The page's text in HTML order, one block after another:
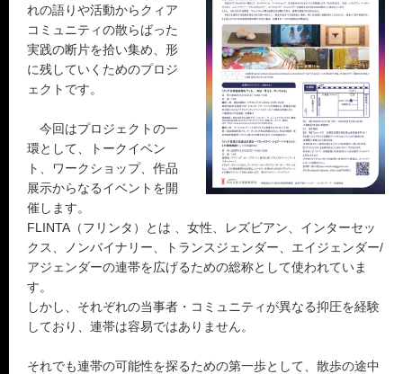
れの語りや活動からクィア
コミュニティの散らばった
実践の断片を拾い集め、形
に残していくためのプロジ
ェクトです。
今回はプロジェクトの一
環として、トークイベン
ト、ワークショップ、作品
展示からなるイベントを開
催します。
FLINTA（フリンタ）とは 、女性、レズビアン、インターセッ
クス、ノンバイナリー、トランスジェンダー、エイジェンダー/
アジェンダーの連帯を広げるための総称として使われていま
す。
しかし、それぞれの当事者・コミュニティが異なる抑圧を経験
しており、連帯は容易ではありません。
それでも連帯の可能性を探るための第一歩として、散歩の途中